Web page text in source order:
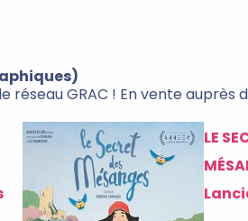
réseau GRAC ! En vente auprès
LE